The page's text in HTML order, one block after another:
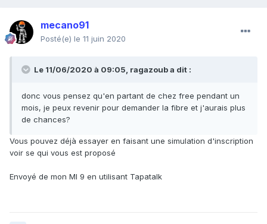
mecano91
Posté(e) le 11 juin 2020
Le 11/06/2020 à 09:05, ragazouba dit :
donc vous pensez qu'en partant de chez free pendant un
mois, je peux revenir pour demander la fibre et j'aurais plus
de chances?
Vous pouvez déjà essayer en faisant une simulation d'inscription
voir se qui vous est proposé
Envoyé de mon MI 9 en utilisant Tapatalk